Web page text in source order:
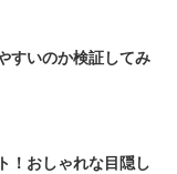
すいのか検証してみ
！おしゃれな目隠し